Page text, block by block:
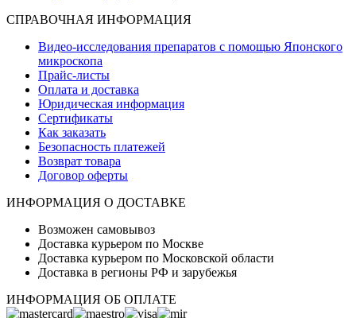
СПРАВОЧНАЯ ИНФОРМАЦИЯ
Видео-исследования препаратов с помощью Японского
микроскопа
Прайс-листы
Оплата и доставка
Юридическая информация
Сертификаты
Как заказать
Безопасность платежей
Возврат товара
Договор оферты
ИНФОРМАЦИЯ О ДОСТАВКЕ
Возможен самовывоз
Доставка курьером по Москве
Доставка курьером по Московской области
Доставка в регионы РФ и зарубежья
ИНФОРМАЦИЯ ОБ ОПЛАТЕ